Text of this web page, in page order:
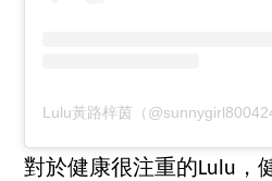
Lulu黃路梓茵（
對於健康很注重的Lulu，